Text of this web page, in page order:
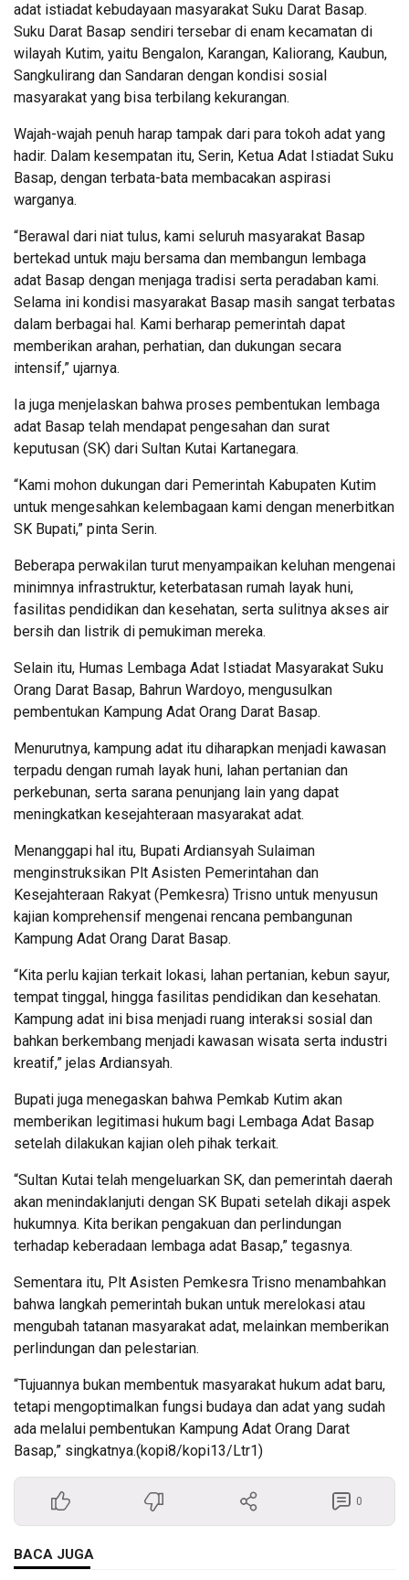
adat istiadat kebudayaan masyarakat Suku Darat Basap.
Suku Darat Basap sendiri tersebar di enam kecamatan di
wilayah Kutim, yaitu Bengalon, Karangan, Kaliorang, Kaubun,
Sangkulirang dan Sandaran dengan kondisi sosial
masyarakat yang bisa terbilang kekurangan.
Wajah-wajah penuh harap tampak dari para tokoh adat yang
hadir. Dalam kesempatan itu, Serin, Ketua Adat Istiadat Suku
Basap, dengan terbata-bata membacakan aspirasi
warganya.
“Berawal dari niat tulus, kami seluruh masyarakat Basap
bertekad untuk maju bersama dan membangun lembaga
adat Basap dengan menjaga tradisi serta peradaban kami.
Selama ini kondisi masyarakat Basap masih sangat terbatas
dalam berbagai hal. Kami berharap pemerintah dapat
memberikan arahan, perhatian, dan dukungan secara
intensif,” ujarnya.
Ia juga menjelaskan bahwa proses pembentukan lembaga
adat Basap telah mendapat pengesahan dan surat
keputusan (SK) dari Sultan Kutai Kartanegara.
“Kami mohon dukungan dari Pemerintah Kabupaten Kutim
untuk mengesahkan kelembagaan kami dengan menerbitkan
SK Bupati,” pinta Serin.
Beberapa perwakilan turut menyampaikan keluhan mengenai
minimnya infrastruktur, keterbatasan rumah layak huni,
fasilitas pendidikan dan kesehatan, serta sulitnya akses air
bersih dan listrik di pemukiman mereka.
Selain itu, Humas Lembaga Adat Istiadat Masyarakat Suku
Orang Darat Basap, Bahrun Wardoyo, mengusulkan
pembentukan Kampung Adat Orang Darat Basap.
Menurutnya, kampung adat itu diharapkan menjadi kawasan
terpadu dengan rumah layak huni, lahan pertanian dan
perkebunan, serta sarana penunjang lain yang dapat
meningkatkan kesejahteraan masyarakat adat.
Menanggapi hal itu, Bupati Ardiansyah Sulaiman
menginstruksikan Plt Asisten Pemerintahan dan
Kesejahteraan Rakyat (Pemkesra) Trisno untuk menyusun
kajian komprehensif mengenai rencana pembangunan
Kampung Adat Orang Darat Basap.
“Kita perlu kajian terkait lokasi, lahan pertanian, kebun sayur,
tempat tinggal, hingga fasilitas pendidikan dan kesehatan.
Kampung adat ini bisa menjadi ruang interaksi sosial dan
bahkan berkembang menjadi kawasan wisata serta industri
kreatif,” jelas Ardiansyah.
Bupati juga menegaskan bahwa Pemkab Kutim akan
memberikan legitimasi hukum bagi Lembaga Adat Basap
setelah dilakukan kajian oleh pihak terkait.
“Sultan Kutai telah mengeluarkan SK, dan pemerintah daerah
akan menindaklanjuti dengan SK Bupati setelah dikaji aspek
hukumnya. Kita berikan pengakuan dan perlindungan
terhadap keberadaan lembaga adat Basap,” tegasnya.
Sementara itu, Plt Asisten Pemkesra Trisno menambahkan
bahwa langkah pemerintah bukan untuk merelokasi atau
mengubah tatanan masyarakat adat, melainkan memberikan
perlindungan dan pelestarian.
“Tujuannya bukan membentuk masyarakat hukum adat baru,
tetapi mengoptimalkan fungsi budaya dan adat yang sudah
ada melalui pembentukan Kampung Adat Orang Darat
Basap,” singkatnya.(kopi8/kopi13/Ltr1)
0
BACA JUGA